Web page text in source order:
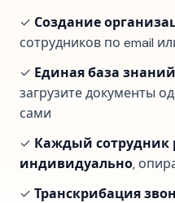
✓ Создание
сотрудников по email
✓ Единая база
загрузите документы
сами
✓ Каждый сотрудник
индивидуально,
✓ Транскрибация